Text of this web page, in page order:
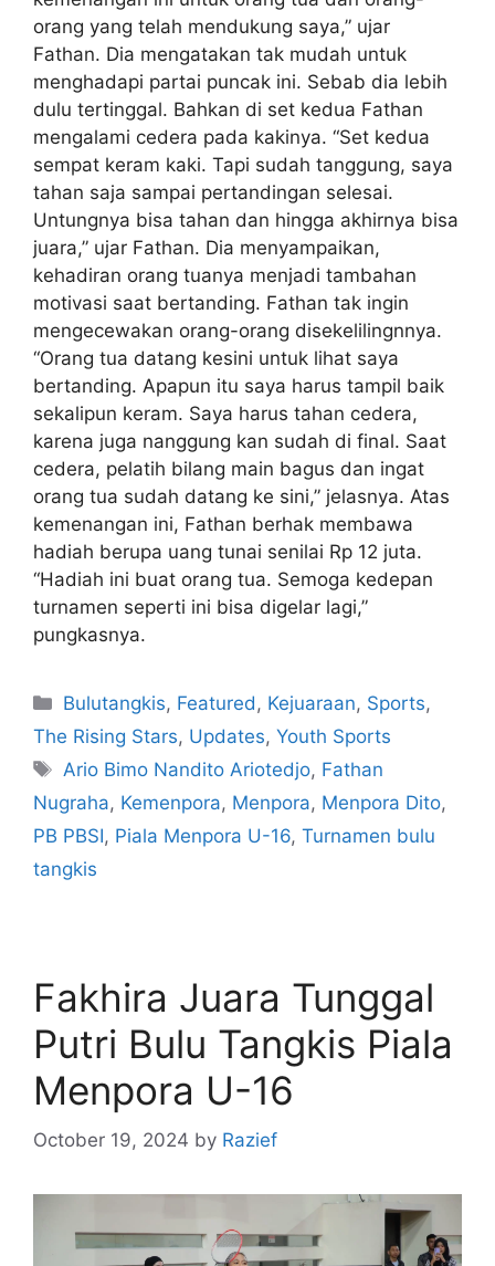
orang yang telah mendukung saya,” ujar
Fathan. Dia mengatakan tak mudah untuk
menghadapi partai puncak ini. Sebab dia lebih
dulu tertinggal. Bahkan di set kedua Fathan
mengalami cedera pada kakinya. “Set kedua
sempat keram kaki. Tapi sudah tanggung, saya
tahan saja sampai pertandingan selesai.
Untungnya bisa tahan dan hingga akhirnya bisa
juara,” ujar Fathan. Dia menyampaikan,
kehadiran orang tuanya menjadi tambahan
motivasi saat bertanding. Fathan tak ingin
mengecewakan orang-orang disekelilingnnya.
“Orang tua datang kesini untuk lihat saya
bertanding. Apapun itu saya harus tampil baik
sekalipun keram. Saya harus tahan cedera,
karena juga nanggung kan sudah di final. Saat
cedera, pelatih bilang main bagus dan ingat
orang tua sudah datang ke sini,” jelasnya. Atas
kemenangan ini, Fathan berhak membawa
hadiah berupa uang tunai senilai Rp 12 juta.
“Hadiah ini buat orang tua. Semoga kedepan
turnamen seperti ini bisa digelar lagi,”
pungkasnya.
Bulutangkis, Featured, Kejuaraan, Sports,
The Rising Stars, Updates, Youth Sports
Ario Bimo Nandito Ariotedjo, Fathan
Nugraha, Kemenpora, Menpora, Menpora Dito,
PB PBSI, Piala Menpora U-16, Turnamen bulu
tangkis
Fakhira Juara Tunggal
Putri Bulu Tangkis Piala
Menpora U-16
October 19, 2024 by Razief